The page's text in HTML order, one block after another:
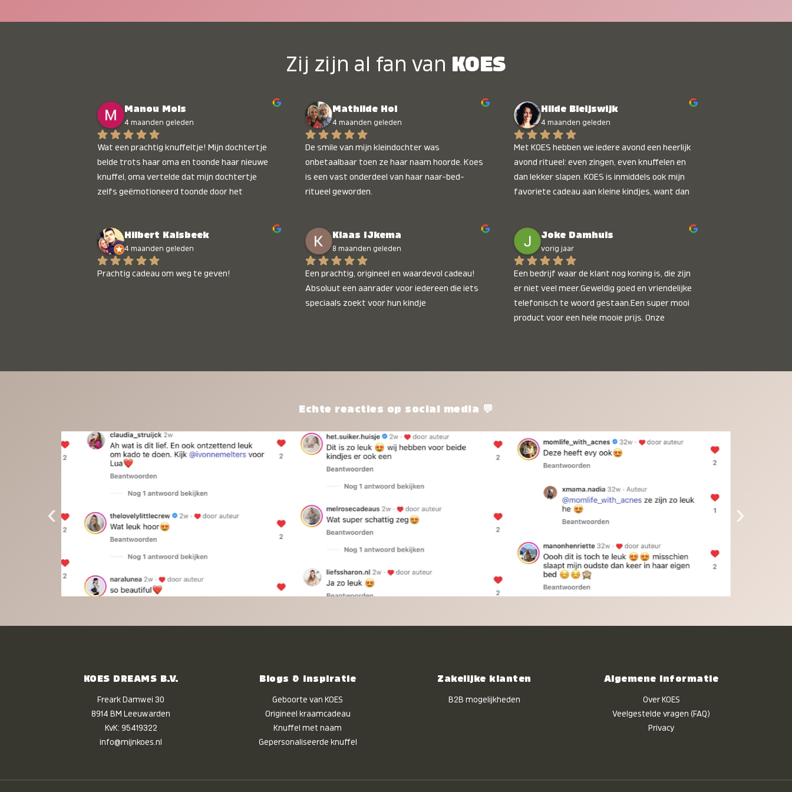
Zij zijn al fan van KOES
Manou Mols
4 maanden geleden
Wat een prachtig knuffeltje! Mijn dochtertje
belde trots haar oma en toonde haar nieuwe
knuffel, oma vertelde dat mijn dochtertje
zelfs geëmotioneerd toonde door het
Mathilde Hol
4 maanden geleden
De smile van mijn kleindochter was
onbetaalbaar toen ze haar naam hoorde. Koes
is een vast onderdeel van haar naar-bed-
ritueel geworden.
Hilde Bleijswijk
4 maanden geleden
Met KOES hebben we iedere avond een heerlijk
avond ritueel: even zingen, even knuffelen en
dan lekker slapen. KOES is inmiddels ook mijn
favoriete cadeau aan kleine kindjes, want dan
onbetaalbaar :)
Hilbert Kalsbeek
4 maanden geleden
Prachtig cadeau om weg te geven!
Klaas IJkema
8 maanden geleden
Een prachtig, origineel en waardevol cadeau!
Absoluut een aanrader voor iedereen die iets
speciaals zoekt voor hun kindje
Joke Damhuis
vorig jaar
Een bedrijf waar de klant nog koning is, die zijn
er niet veel meer.Geweldig goed en vriendelijke
telefonisch te woord gestaan.Een super mooi
product voor een hele mooie prijs. Onze
Echte reacties op social media 💬
‹ ›
KOES DREAMS B.V.
Freark Damwei 30
8914 BM Leeuwarden
KvK: 95419322
info@mijnkoes.nl
Blogs & inspiratie
Geboorte van KOES
Origineel kraamcadeau
Knuffel met naam
Gepersonaliseerde knuffel
Zakelijke klanten
B2B mogelijkheden
Algemene informatie
Over KOES
Veelgestelde vragen (FAQ)
Privacy